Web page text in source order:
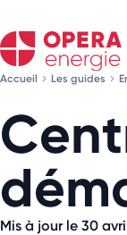
Accueil Les guides
Mis à jour le 30